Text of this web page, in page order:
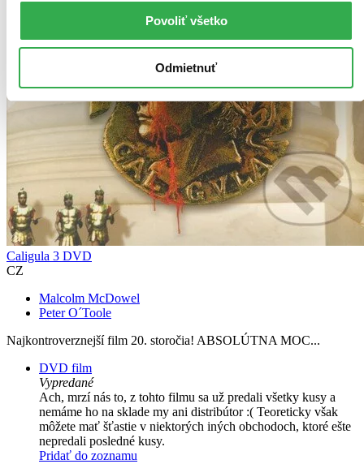
Povoliť všetko
Odmietnuť
Caligula 3 DVD
CZ
Malcolm McDowel
Peter O´Toole
Najkontroverznejší film 20. storočia! ABSOLÚTNA MOC...
DVD film
Vypredané
Ach, mrzí nás to, z tohto filmu sa už predali všetky kusy a
nemáme ho na sklade my ani distribútor :( Teoreticky však
môžete mať šťastie v niektorých iných obchodoch, ktoré ešte
nepredali posledné kusy.
Pridať do zoznamu